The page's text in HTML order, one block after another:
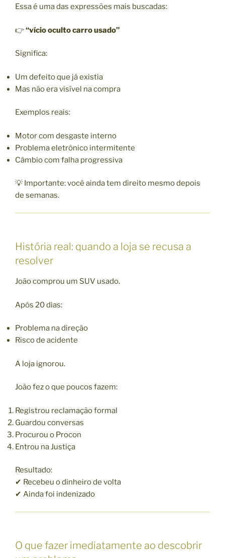
Essa é uma das expressões mais buscadas:
👉“vício oculto carro usado”
Significa:
Um defeito que já existia
Mas não era visível na compra
Exemplos reais:
Motor com desgaste interno
Problema eletrônico intermitente
Câmbio com falha progressiva
💡 Importante: você ainda tem direito mesmo depois
de semanas.
História real: quando a loja se recusa a
resolver
João comprou um SUV usado.
Após 20 dias:
Problema na direção
Risco de acidente
A loja ignorou.
João fez o que poucos fazem:
Registrou reclamação formal
Guardou conversas
Procurou o Procon
Entrou na Justiça
Resultado:
✔ Recebeu o dinheiro de volta
✔ Ainda foi indenizado
O que fazer imediatamente ao descobrir